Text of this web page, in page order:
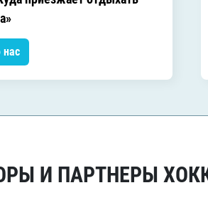
нас
И ПАРТНЕРЫ